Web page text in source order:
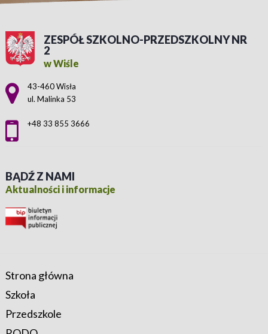
ZESPÓŁ SZKOLNO-PRZEDSZKOLNY NR
2
w Wiśle
Adres pocztowy:
43-460 Wisła
ul. Malinka 53
+48 33 855 3666
BĄDŹ Z NAMI
Aktualności i informacje
Strona główna
Szkoła
Przedszkole